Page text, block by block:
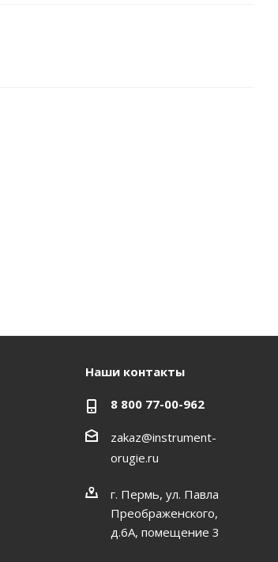
Наши контакты
8 800 77-00-962
zakaz@instrument-
orugie.ru
г. Пермь, ул. Павла
Преображенского,
д.6А, помещение 3